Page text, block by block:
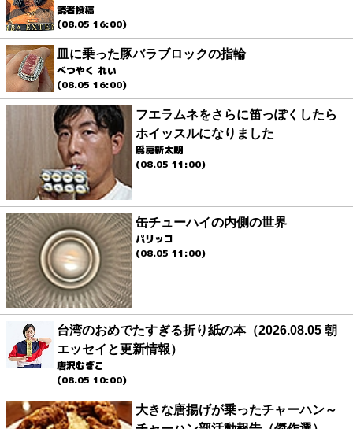
読者投稿
(08.05 16:00)
皿に乗った豚バラブロックの指輪
べつやく れい
(08.05 16:00)
フエラムネをさらに笛っぽくしたら
ホイッスルになりました
爲房新太朗
(08.05 11:00)
缶チューハイの内側の世界
パリッコ
(08.05 11:00)
台湾のおめでたすぎる折り紙の本（2026.08.05 朝
エッセイと更新情報）
唐沢むぎこ
(08.05 10:00)
大きな唐揚げが乗ったチャーハン～